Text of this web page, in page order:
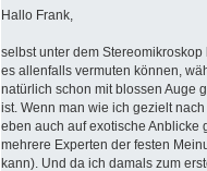
Hallo Frank,
selbst unter dem
es allenfalls vermuten können,
natürlich schon mit blossen Auge
ist. Wenn man wie ich gezielt
eben auch auf exotische Anblicke
mehrere Experten der festen
kann). Und da ich damals zum